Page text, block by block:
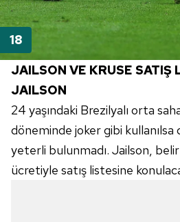
JAILSON VE KRUSE SATIŞ
JAILSON
24 yaşındaki Brezilyalı orta
döneminde joker gibi kullanılsa
yeterli bulunmadı. Jailson,
ücretiyle satış listesine